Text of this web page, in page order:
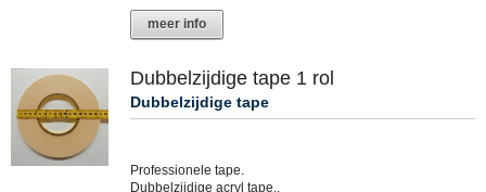
meer info
Dubbelzijdige tape 1 rol
Dubbelzijdige tape
Professionele tape.
Dubbelzijdige acryl tape..